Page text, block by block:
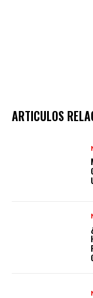
ARTICULOS